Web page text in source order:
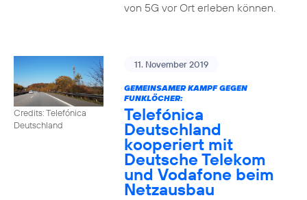
von 5G vor Ort erleben können.
Credits: Telefónica
Deutschland
11. November 2019
GEMEINSAMER KAMPF GEGEN
FUNKLÖCHER:
Telefónica
Deutschland
kooperiert mit
Deutsche Telekom
und Vodafone beim
Netzausbau